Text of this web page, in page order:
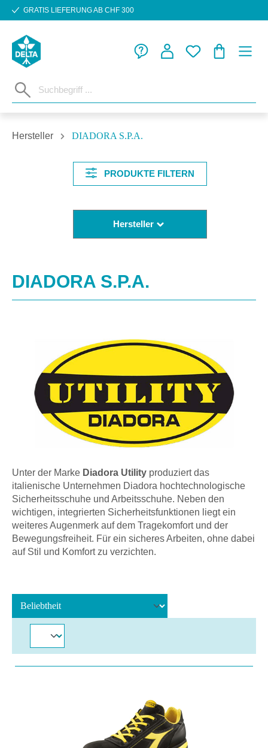
Zum Hauptinhalt springen
GRATIS LIEFERUNG AB CHF 300
Hersteller DIADORA S.P.A.
PRODUKTE FILTERN
Hersteller
DIADORA S.P.A.
Unter der Marke Diadora Utility produziert das
italienische Unternehmen Diadora hochtechnologische
Sicherheitsschuhe und Arbeitsschuhe. Neben den
wichtigen, integrierten Sicherheitsfunktionen liegt ein
weiteres Augenmerk auf dem Tragekomfort und der
Bewegungsfreiheit. Für ein sicheres Arbeiten, ohne dabei
auf Stil und Komfort zu verzichten.